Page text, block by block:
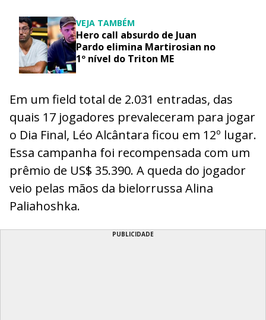
VEJA TAMBÉM
Hero call absurdo de Juan
Pardo elimina Martirosian no
1º nível do Triton ME
Em um field total de 2.031 entradas, das
quais 17 jogadores prevaleceram para jogar
o Dia Final, Léo Alcântara ficou em 12º lugar.
Essa campanha foi recompensada com um
prêmio de US$ 35.390. A queda do jogador
veio pelas mãos da bielorrussa Alina
Paliahoshka.
PUBLICIDADE